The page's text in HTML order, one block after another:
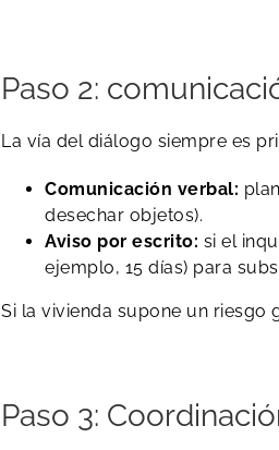
Paso 2:
La vía del diálogo siempre es
Comunicación verbal:
desechar objetos).
Aviso por escrito: si el
ejemplo, 15 días) para
Si la vivienda supone un riesgo
Paso 3: